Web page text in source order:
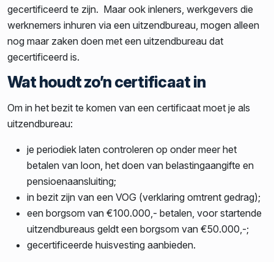
gecertificeerd te zijn. Maar ook inleners, werkgevers die
werknemers inhuren via een uitzendbureau, mogen alleen
nog maar zaken doen met een uitzendbureau dat
gecertificeerd is.
Wat houdt zo’n certificaat in
Om in het bezit te komen van een certificaat moet je als
uitzendbureau:
je periodiek laten controleren op onder meer het
betalen van loon, het doen van belastingaangifte en
pensioenaansluiting;
in bezit zijn van een VOG (verklaring omtrent gedrag);
een borgsom van €100.000,- betalen, voor startende
uitzendbureaus geldt een borgsom van €50.000,-;
gecertificeerde huisvesting aanbieden.